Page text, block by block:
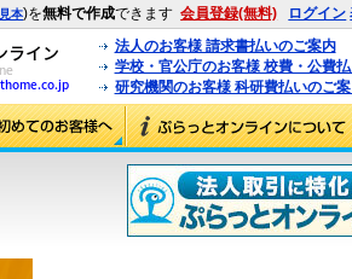
見本)を無料で作成できます 会員登録(無料) ログイン
法人のお客様 請求書払いのご案内
学校・官公庁のお客様 校費・公費
研究機関のお客様 科研費払いのご